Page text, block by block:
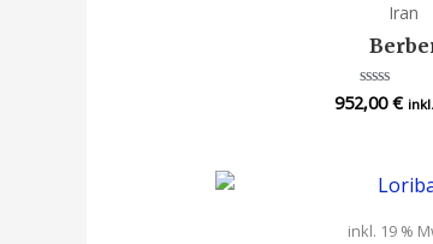
Iran
Bewertet
mit
952,00€
inkl. 19 %